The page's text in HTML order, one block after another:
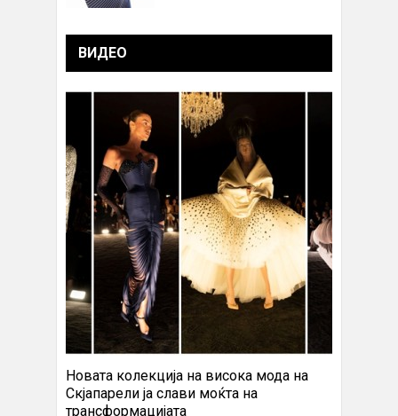
ВИДЕО
Новата колекција на висока мода на
Скјапарели ја слави моќта на
трансформацијата